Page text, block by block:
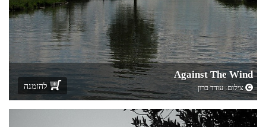
Against The Wind
צילום:עודד ברון להזמנה